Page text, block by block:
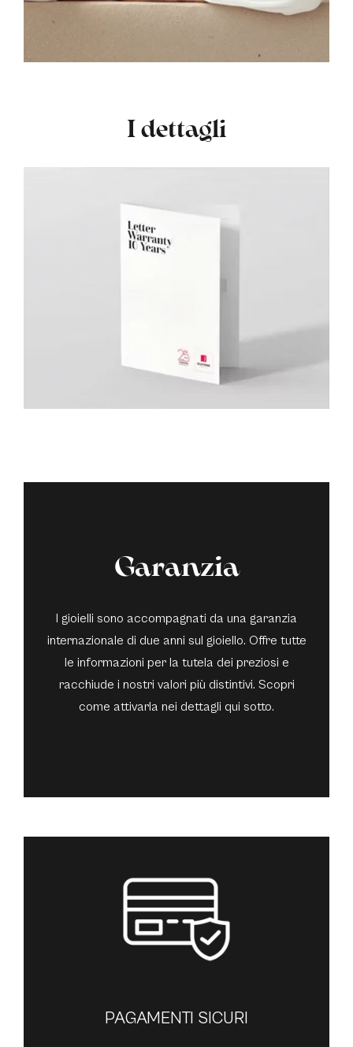
I dettagli
Garanzia
I gioielli sono accompagnati da una garanzia
internazionale di due anni sul gioiello. Offre tutte
le informazioni per la tutela dei preziosi e
racchiude i nostri valori più distintivi. Scopri
come attivarla nei dettagli qui sotto.
PAGAMENTI SICURI